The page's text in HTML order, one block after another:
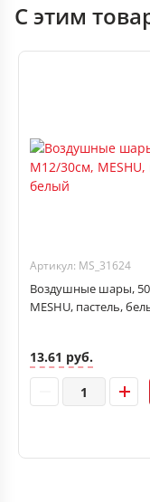
С этим
Артикул: MS_31624
Воздушные шары,
MESHU, пастель,
13.61 руб.